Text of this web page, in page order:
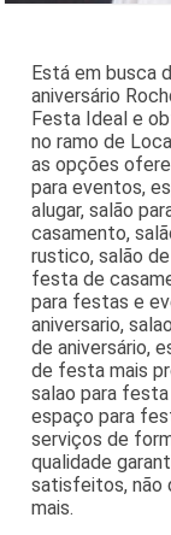
Está em busca
aniversário
Festa Ideal e
no ramo de
as opções
para eventos,
alugar, salão
casamento,
rustico, salão
festa de
para festas e
aniversario,
de aniversário,
de festa mais
salao para
espaço para
serviços de
qualidade
satisfeitos, não
mais.